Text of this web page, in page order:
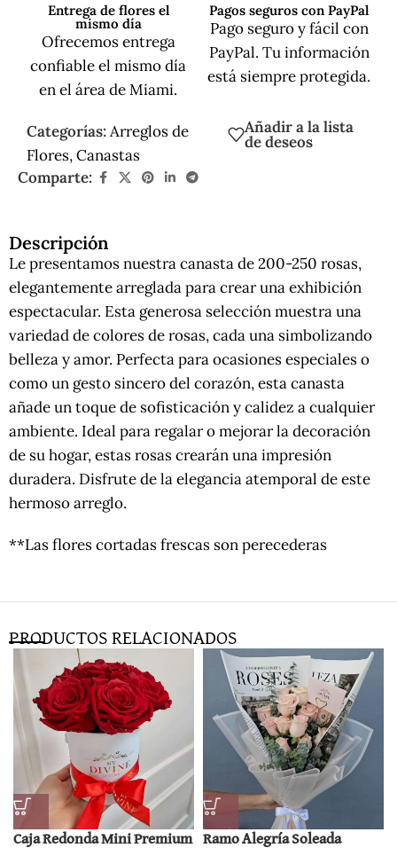
Entrega de flores el
mismo día
Ofrecemos entrega
confiable el mismo día
en el área de Miami.
Pagos seguros con PayPal
Pago seguro y fácil con
PayPal. Tu información
está siempre protegida.
Categorías:Arreglos de
Flores,Canastas
Añadir a la lista
de deseos
Comparte:
Descripción
Le presentamos nuestra canasta de 200-250 rosas,
elegantemente arreglada para crear una exhibición
espectacular. Esta generosa selección muestra una
variedad de colores de rosas, cada una simbolizando
belleza y amor. Perfecta para ocasiones especiales o
como un gesto sincero del corazón, esta canasta
añade un toque de sofisticación y calidez a cualquier
ambiente. Ideal para regalar o mejorar la decoración
de su hogar, estas rosas crearán una impresión
duradera. Disfrute de la elegancia atemporal de este
hermoso arreglo.
**Las flores cortadas frescas son perecederas
PRODUCTOS RELACIONADOS
Caja Redonda Mini Premium
Ramo Alegría Soleada